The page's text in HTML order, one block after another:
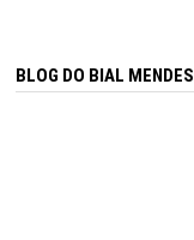
BLOG DO BIAL MENDES